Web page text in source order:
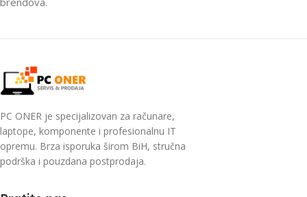
PC ONER je specijalizovan za računare,
laptope, komponente i profesionalnu IT
opremu. Brza isporuka širom BiH, stručna
podrška i pouzdana postprodaja.